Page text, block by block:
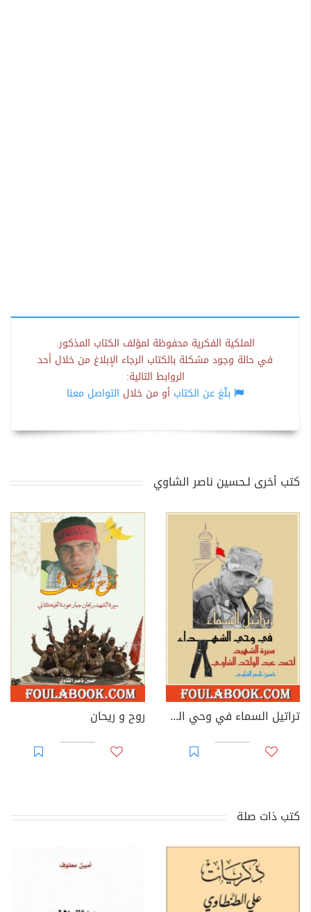
الملكية الفكرية محفوظة لمؤلف الكتاب المذكور.
في حالة وجود مشكلة بالكتاب الرجاء الإبلاغ من خلال أحد
الروابط التالية:
بلّغ عن الكتاب أو من خلال التواصل معنا
كتب أخرى لـحسين ناصر الشاوي
تراتيل السماء في وحي الشهداء روح و ريحان
كتب ذات صلة